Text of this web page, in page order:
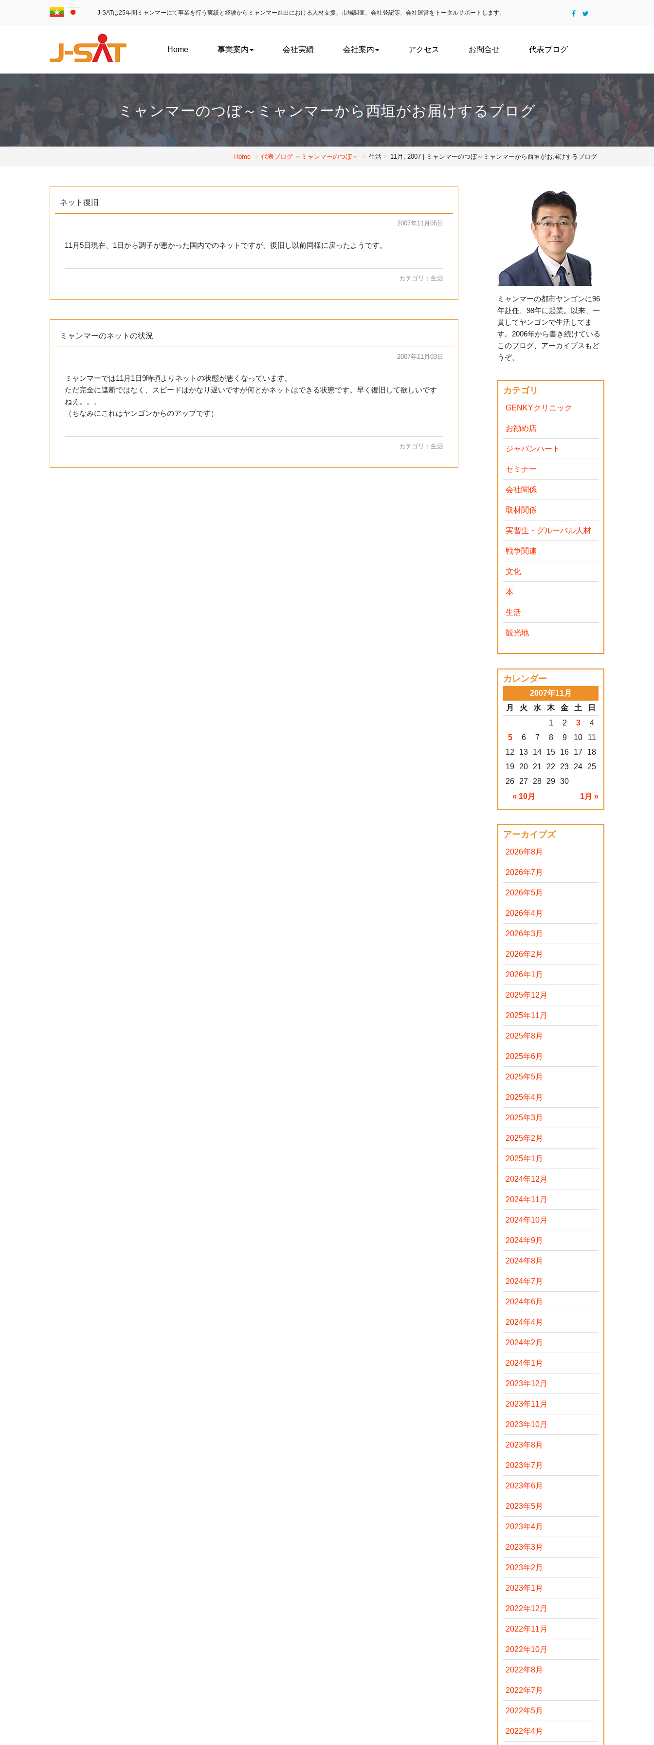
J-SATは25年間ミャンマーにて事業を行う実績と経験からミャンマー進出における 人材支援、市場調査、会社登記等、会社運営をトータルサポートします。
Home 事業案内 会社実績 会社案内 アクセス お問合せ 代表ブログ
ミャンマーのつぼ～ミャンマーから西垣がお届けするブログ
Home 代表ブログ ～ミャンマーのつぼ～ 生活 11月, 2007 | ミャンマーのつぼ～ミャンマーから西垣がお届けするブログ
ネット復旧
2007年11月05日
11月5日現在、1日から調子が悪かった国内でのネットですが、復旧し以前同様に戻ったようです。
カテゴリ： 生活
ミャンマーのネットの状況
2007年11月03日
ミャンマーでは11月1日9時頃よりネットの状態が悪くなっています。
ただ完全に遮断ではなく、スピードはかなり遅いですが何とかネットはできる状態です。早く復旧して欲しいです
ねえ。。。
（ちなみにこれはヤンゴンからのアップです）
カテゴリ： 生活
ミャンマーの都市ヤンゴンに96
年赴任、98年に起業。以来、一
貫してヤンゴンで生活してま
す。2006年から書き続けている
このブログ、アーカイブスもど
うぞ。
カテゴリ
GENKYクリニック
お勧め店
ジャパンハート
セミナー
会社関係
取材関係
実習生・グルーバル人材
戦争関連
文化
本
生活
観光地
カレンダー
2007年11月
月
火 水 木 金 土 日
« 10月 1月 »
1 2 3
4
5
6 7 8 9 10
11
12
13 14 15 16 17
18
19
20 21 22 23 24
25
26
27 28 29 30
アーカイブズ
2026年8月
2026年7月
2026年5月
2026年4月
2026年3月
2026年2月
2026年1月
2025年12月
2025年11月
2025年8月
2025年6月
2025年5月
2025年4月
2025年3月
2025年2月
2025年1月
2024年12月
2024年11月
2024年10月
2024年9月
2024年8月
2024年7月
2024年6月
2024年4月
2024年2月
2024年1月
2023年12月
2023年11月
2023年10月
2023年8月
2023年7月
2023年6月
2023年5月
2023年4月
2023年3月
2023年2月
2023年1月
2022年12月
2022年11月
2022年10月
2022年8月
2022年7月
2022年5月
2022年4月